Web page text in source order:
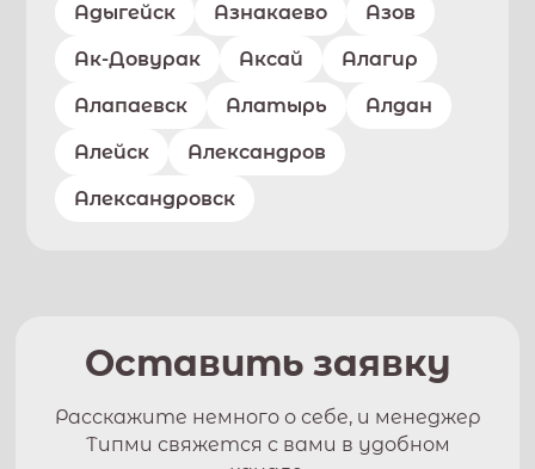
Адыгейск Азнакаево Азов
Ак-Довурак Аксай Алагир
Алапаевск Алатырь Алдан
Алейск Александров
Александровск
Оставить заявку
Расскажите немного о себе, и менеджер
Типми свяжется с вами в удобном